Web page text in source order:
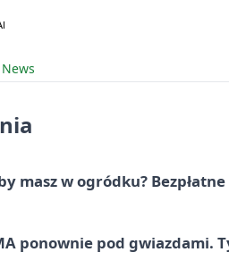
masz w ogródku?
ponownie pod gwiazdami.